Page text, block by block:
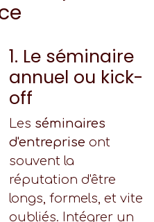
1. Le séminaire
annuel ou kick-
off
Les séminaires
d'entreprise ont
souvent la
réputation d'être
longs, formels, et vite
oubliés. Intégrer un